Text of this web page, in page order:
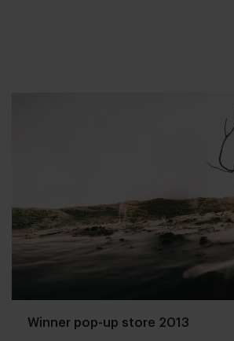
Winner pop-up store 2013